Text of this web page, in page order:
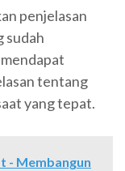
penjelasan
sudah
tentang
yang tepat.
- Membangun